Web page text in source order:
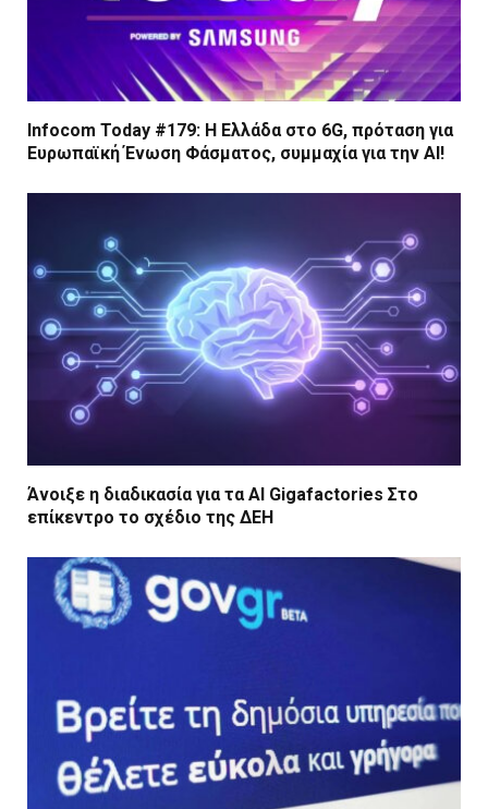
Infocom Today #179: Η Ελλάδα στο 6G, πρόταση για
Ευρωπαϊκή Ένωση Φάσματος, συμμαχία για την AI!
Άνοιξε η διαδικασία για τα AI Gigafactories Στο
επίκεντρο το σχέδιο της ΔΕΗ